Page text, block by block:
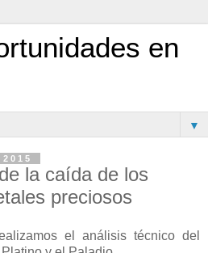
en
▼
la caída de los
preciosos
el análisis técnico del